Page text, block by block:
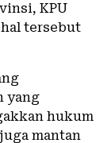
KPU
tersebut
yang
hukum
mantan